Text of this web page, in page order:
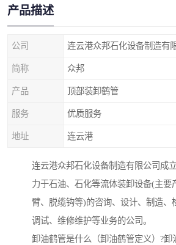
产品描述
公司 连云港众邦石化设备制造有
简称 众邦
产品 顶部装卸鹤管
服务 优质服务
地址 连云港
连云港众邦石化设备制造有限公司成
力于石油、石化等流体装卸设备(主要
臂、脱缆钩等)的咨询、设计、制造、
调试、维修维护等业务的公司。
卸油鹤管是什么（卸油鹤管定义）?卸